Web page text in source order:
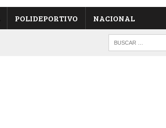
POLIDEPORTIVO NACIONAL